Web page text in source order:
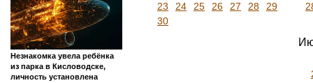
Незнакомка увела ребёнка
из парка в Кисловодске,
личность установлена
23
24 25 26 27 28
29
30